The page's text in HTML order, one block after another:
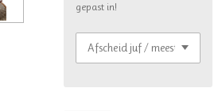
gepast in!